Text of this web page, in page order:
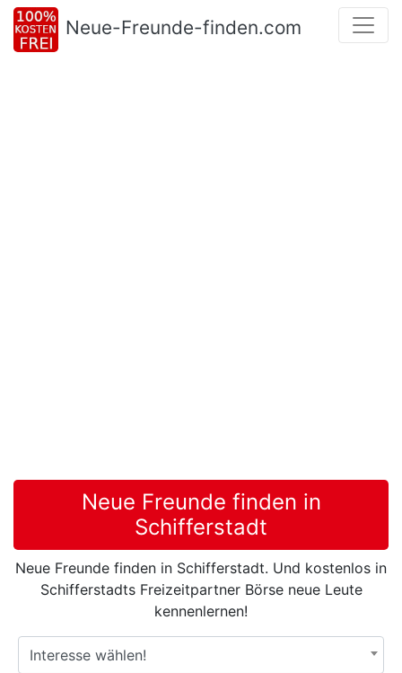
Neue-Freunde-finden.com
Neue Freunde finden in
Schifferstadt
Neue Freunde finden in Schifferstadt. Und kostenlos in
Schifferstadts Freizeitpartner Börse neue Leute
kennenlernen!
Interesse wählen!